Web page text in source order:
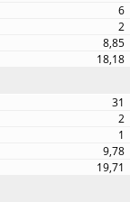
6
2
8,85
18,18
31
2
1
9,78
19,71